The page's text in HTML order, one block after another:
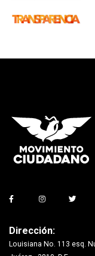
Dirección:
Louisiana No. 113 esq.